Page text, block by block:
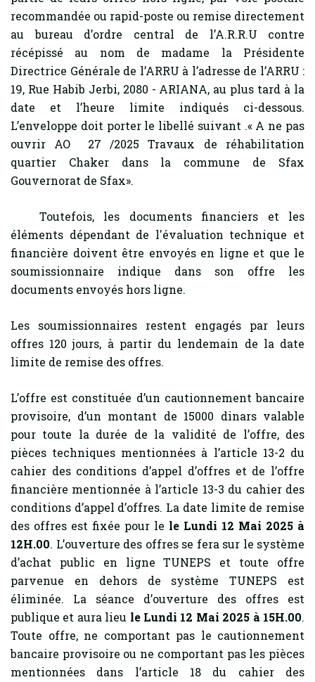
recommandée ou rapid-poste ou remise directement
au bureau d’ordre central de l’A.R.R.U contre
récépissé au nom de madame la Présidente
Directrice Générale de l’ARRU à l’adresse de l’ARRU :
19, Rue Habib Jerbi, 2080 - ARIANA, au plus tard à la
date et l’heure limite indiqués ci-dessous.
L’enveloppe doit porter le libellé suivant .« A ne pas
ouvrir AO 27 /2025 Travaux de réhabilitation
quartier Chaker dans la commune de Sfax
Gouvernorat de Sfax».
Toutefois, les documents financiers et les
éléments dépendant de l'évaluation technique et
financière doivent être envoyés en ligne et que le
soumissionnaire indique dans son offre les
documents envoyés hors ligne.
Les soumissionnaires restent engagés par leurs
offres 120 jours, à partir du lendemain de la date
limite de remise des offres.
L’offre est constituée d’un cautionnement bancaire
provisoire, d’un montant de 15000 dinars valable
pour toute la durée de la validité de l’offre, des
pièces techniques mentionnées à l’article 13-2 du
cahier des conditions d’appel d’offres et de l’offre
financière mentionnée à l’article 13-3 du cahier des
conditions d’appel d’offres. La date limite de remise
des offres est fixée pour le le Lundi 12 Mai 2025 à
12H.00. L’ouverture des offres se fera sur le système
d’achat public en ligne TUNEPS et toute offre
parvenue en dehors de système TUNEPS est
éliminée. La séance d’ouverture des offres est
publique et aura lieu le Lundi 12 Mai 2025 à 15H.00.
Toute offre, ne comportant pas le cautionnement
bancaire provisoire ou ne comportant pas les pièces
mentionnées dans l’article 18 du cahier des